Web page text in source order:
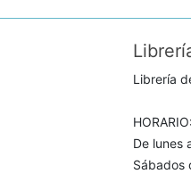
Librería
HORARIO:
De lunes
Sábados